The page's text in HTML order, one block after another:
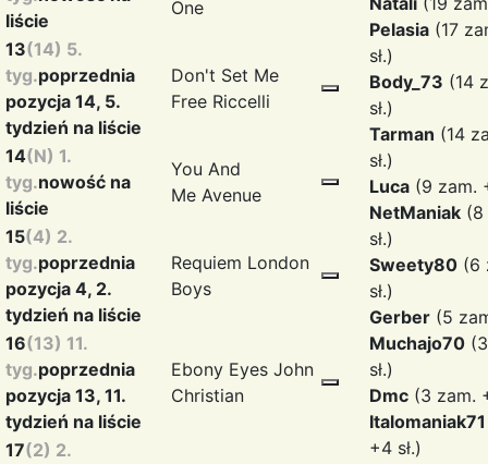
liście
One
13(14) 5.
tyg.poprzednia
pozycja 14, 5.
tydzień na liście
Don't Set Me
Free Riccelli
14(N) 1.
tyg.nowość na
liście
You And
Me Avenue
15(4) 2.
tyg.poprzednia
pozycja 4, 2.
tydzień na liście
Requiem London
Boys
16(13) 11.
tyg.poprzednia
pozycja 13, 11.
tydzień na liście
Ebony Eyes John
Christian
17(2) 2.
Pelasia (17
sł.)
Body_73 (14
sł.)
Tarman (14
sł.)
Luca (9 zam.
NetManiak (8
sł.)
Sweety80 (6
sł.)
Gerber (5
Muchajo70
sł.)
Dmc (3 zam.
Italomaniak71
+4 sł.)